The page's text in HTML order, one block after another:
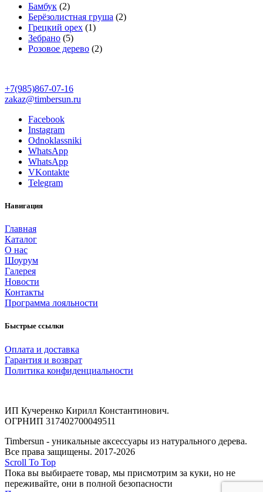
Бамбук (2)
Берёзолистная груша (2)
Грецкий орех (1)
Зебрано (5)
Розовое дерево (2)
+7(985)867-07-16
zakaz@timbersun.ru
Facebook
Instagram
Odnoklassniki
WhatsApp
WhatsApp
VKontakte
Telegram
Навигация
Главная
Каталог
О нас
Шоурум
Галерея
Новости
Контакты
Программа лояльности
Быстрые ссылки
Оплата и доставка
Гарантия и возврат
Политика конфиденциальности
ИП Кучеренко Кирилл Константинович.
ОГРНИП 317402700049511
Timbersun - уникальные аксессуары из натурального дерева.
Все права защищены. 2017-2026
Scroll To Top
Пока вы выбираете товар, мы присмотрим за куки, но не
переживайте, они в полной безопасности